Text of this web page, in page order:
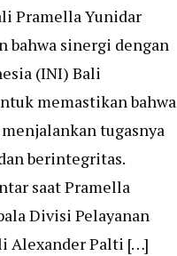
Pramella Yunidar
bahwa sinergi dengan
(INI) Bali
memastikan bahwa
tugasnya
berintegritas.
saat Pramella
Divisi Pelayanan
Alexander Palti […]